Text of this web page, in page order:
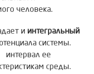
человека.
и интегральный
системы.
интервал ее
среды.